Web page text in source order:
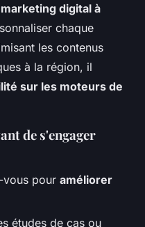
marketing digital à
chaque
les contenus
à la région, il
sur les moteurs de
de s'engager
vous pour améliorer
études de cas ou